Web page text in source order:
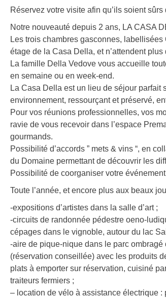
Réservez votre visite afin qu’ils soient
Notre nouveauté depuis 2 ans, LA CASA
Les trois chambres gasconnes,
étage de la Casa Della, et n’attendent plus
La famille Della Vedove vous accueille
en semaine ou en week-end.
La Casa Della est un lieu de séjour
environnement, ressourçant et préservé,
Pour vos réunions professionnelles, vos
ravie de vous recevoir dans l’espace
gourmands.
Possibilité d’accords ” mets & vins “, en
du Domaine permettant de découvrir les
Possibilité de coorganiser votre
Toute l’année, et encore plus aux beaux
-expositions d’artistes dans la salle d’art ;
-circuits de randonnée pédestre oeno-
cépages dans le vignoble, autour du lac
-aire de pique-nique dans le parc
(réservation conseillée) avec les produits
plats à emporter sur réservation, cuisiné
traiteurs fermiers ;
– location de vélo à assistance électrique